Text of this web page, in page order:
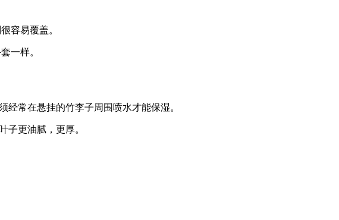
容易覆盖。
一样。
常在悬挂的竹李子周围喷水才能保湿。
子更油腻，更厚。